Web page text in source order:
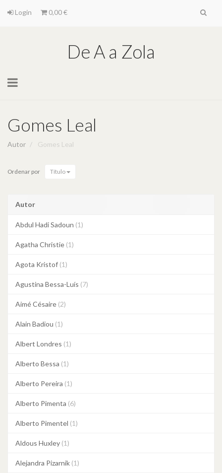
Login 0,00 €
De A a Zola
Toggle
Gomes Leal
Autor Gomes Leal
Ordenar por Título
Autor
Abdul Hadi Sadoun (1)
Agatha Christie (1)
Agota Kristof (1)
Agustina Bessa-Luís (7)
Aimé Césaire (2)
Alain Badiou (1)
Albert Londres (1)
Alberto Bessa (1)
Alberto Pereira (1)
Alberto Pimenta (6)
Alberto Pimentel (1)
Aldous Huxley (1)
Alejandra Pizarnik (1)